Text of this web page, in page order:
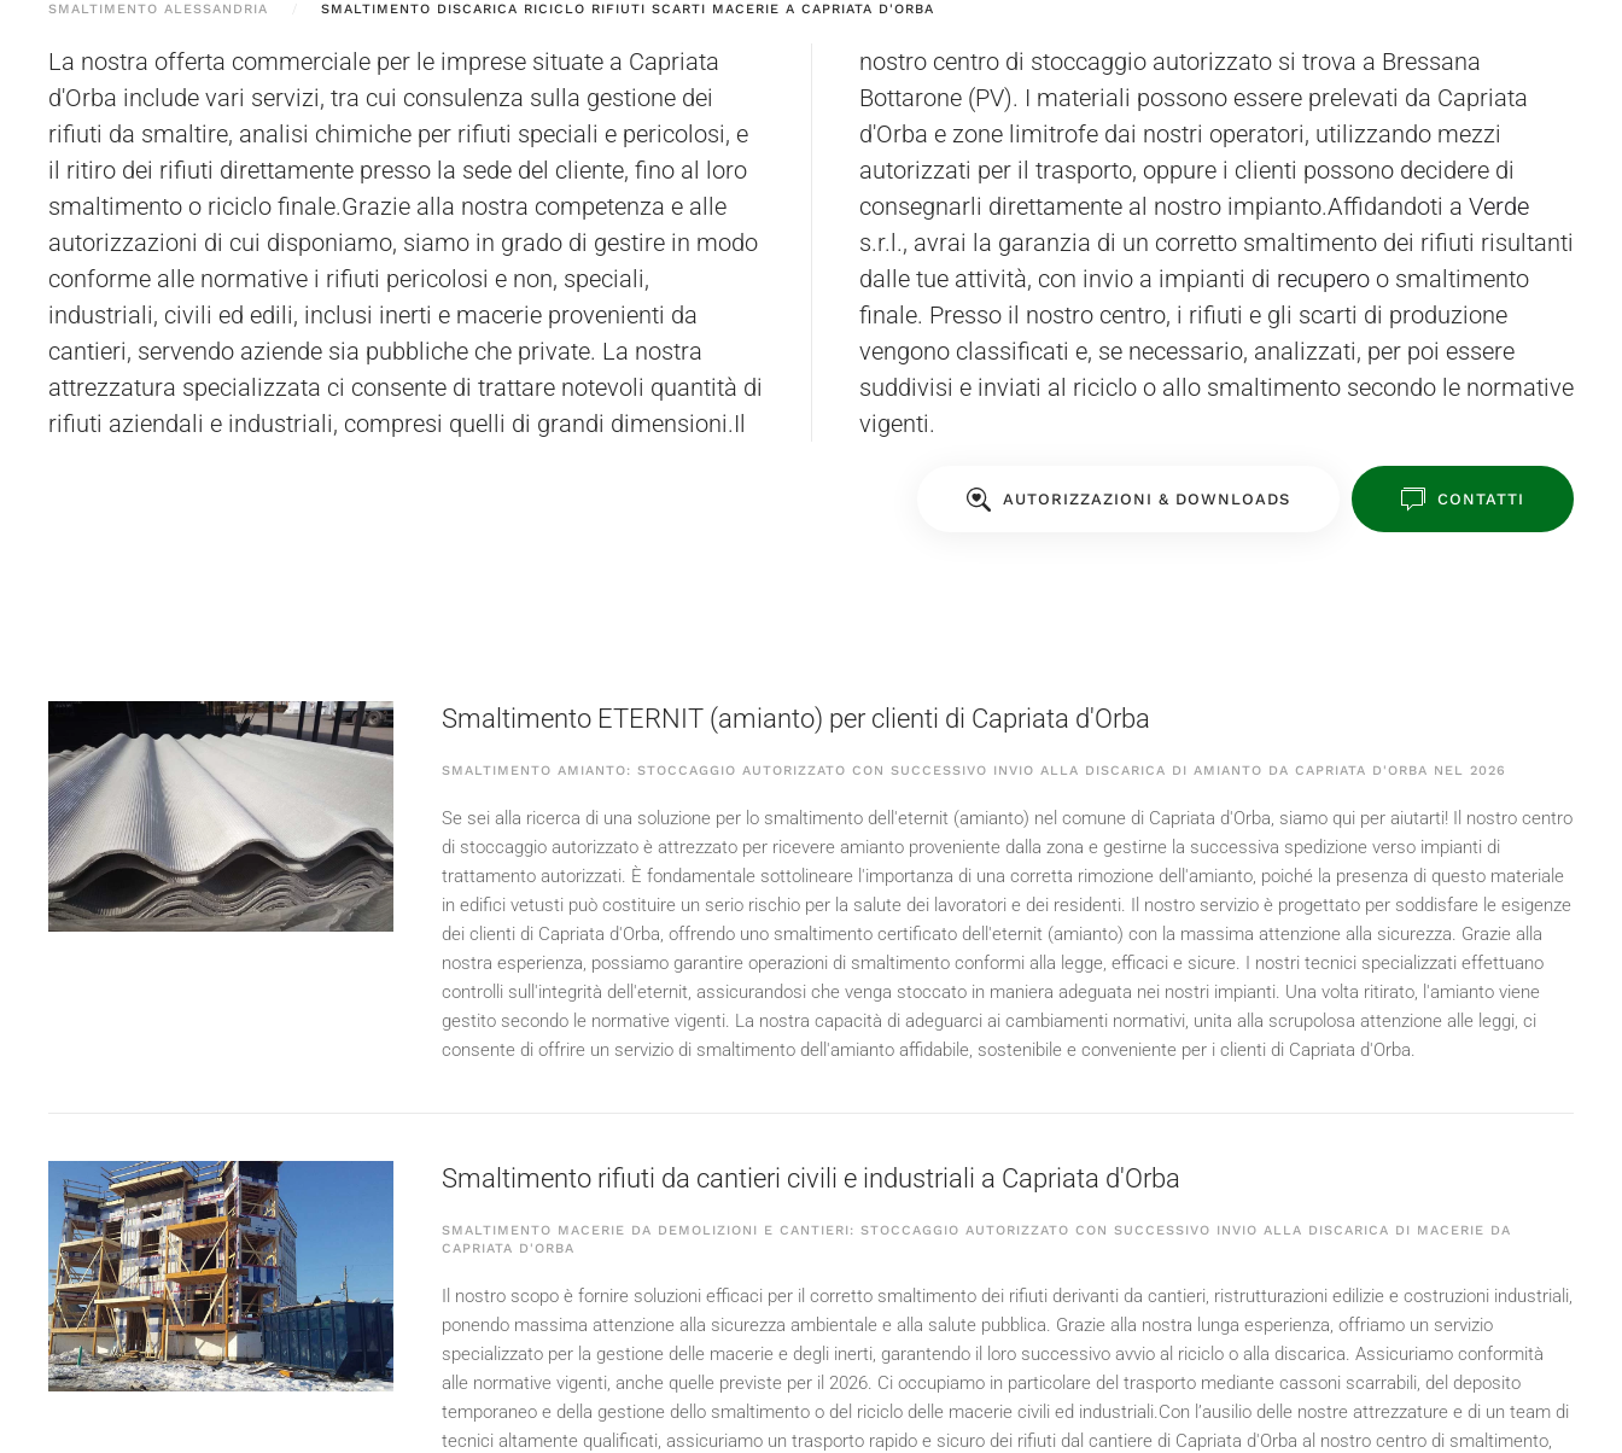
SMALTIMENTO ALESSANDRIA SMALTIMENTO DISCARICA RICICLO RIFIUTI SCARTI MACERIE A CAPRIATA D'ORBA
La nostra offerta commerciale per le imprese situate a Capriata
d'Orba include vari servizi, tra cui consulenza sulla gestione dei
rifiuti da smaltire, analisi chimiche per rifiuti speciali e pericolosi, e
il ritiro dei rifiuti direttamente presso la sede del cliente, fino al loro
smaltimento o riciclo finale.Grazie alla nostra competenza e alle
autorizzazioni di cui disponiamo, siamo in grado di gestire in modo
conforme alle normative i rifiuti pericolosi e non, speciali,
industriali, civili ed edili, inclusi inerti e macerie provenienti da
cantieri, servendo aziende sia pubbliche che private. La nostra
attrezzatura specializzata ci consente di trattare notevoli quantità di
rifiuti aziendali e industriali, compresi quelli di grandi dimensioni.Il
nostro centro di stoccaggio autorizzato si trova a Bressana
Bottarone (PV). I materiali possono essere prelevati da Capriata
d'Orba e zone limitrofe dai nostri operatori, utilizzando mezzi
autorizzati per il trasporto, oppure i clienti possono decidere di
consegnarli direttamente al nostro impianto.Affidandoti a Verde
s.r.l., avrai la garanzia di un corretto smaltimento dei rifiuti risultanti
dalle tue attività, con invio a impianti di recupero o smaltimento
finale. Presso il nostro centro, i rifiuti e gli scarti di produzione
vengono classificati e, se necessario, analizzati, per poi essere
suddivisi e inviati al riciclo o allo smaltimento secondo le normative
vigenti.
AUTORIZZAZIONI & DOWNLOADS CONTATTI
Smaltimento ETERNIT (amianto) per clienti di Capriata d'Orba
SMALTIMENTO AMIANTO: STOCCAGGIO AUTORIZZATO CON SUCCESSIVO INVIO ALLA DISCARICA DI AMIANTO DA CAPRIATA D'ORBA NEL 2026
Se sei alla ricerca di una soluzione per lo smaltimento dell'eternit (amianto) nel comune di Capriata d'Orba, siamo qui per aiutarti! Il nostro centro
di stoccaggio autorizzato è attrezzato per ricevere amianto proveniente dalla zona e gestirne la successiva spedizione verso impianti di
trattamento autorizzati. È fondamentale sottolineare l'importanza di una corretta rimozione dell'amianto, poiché la presenza di questo materiale
in edifici vetusti può costituire un serio rischio per la salute dei lavoratori e dei residenti. Il nostro servizio è progettato per soddisfare le esigenze
dei clienti di Capriata d'Orba, offrendo uno smaltimento certificato dell'eternit (amianto) con la massima attenzione alla sicurezza. Grazie alla
nostra esperienza, possiamo garantire operazioni di smaltimento conformi alla legge, efficaci e sicure. I nostri tecnici specializzati effettuano
controlli sull'integrità dell'eternit, assicurandosi che venga stoccato in maniera adeguata nei nostri impianti. Una volta ritirato, l'amianto viene
gestito secondo le normative vigenti. La nostra capacità di adeguarci ai cambiamenti normativi, unita alla scrupolosa attenzione alle leggi, ci
consente di offrire un servizio di smaltimento dell'amianto affidabile, sostenibile e conveniente per i clienti di Capriata d'Orba.
Smaltimento rifiuti da cantieri civili e industriali a Capriata d'Orba
SMALTIMENTO MACERIE DA DEMOLIZIONI E CANTIERI: STOCCAGGIO AUTORIZZATO CON SUCCESSIVO INVIO ALLA DISCARICA DI MACERIE DA
CAPRIATA D'ORBA
Il nostro scopo è fornire soluzioni efficaci per il corretto smaltimento dei rifiuti derivanti da cantieri, ristrutturazioni edilizie e costruzioni industriali,
ponendo massima attenzione alla sicurezza ambientale e alla salute pubblica. Grazie alla nostra lunga esperienza, offriamo un servizio
specializzato per la gestione delle macerie e degli inerti, garantendo il loro successivo avvio al riciclo o alla discarica. Assicuriamo conformità
alle normative vigenti, anche quelle previste per il 2026. Ci occupiamo in particolare del trasporto mediante cassoni scarrabili, del deposito
temporaneo e della gestione dello smaltimento o del riciclo delle macerie civili ed industriali.Con l’ausilio delle nostre attrezzature e di un team di
tecnici altamente qualificati, assicuriamo un trasporto rapido e sicuro dei rifiuti dal cantiere di Capriata d'Orba al nostro centro di smaltimento,